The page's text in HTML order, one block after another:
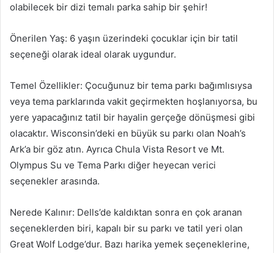
olabilecek bir dizi temalı parka sahip bir şehir!
Önerilen Yaş: 6 yaşın üzerindeki çocuklar için bir tatil
seçeneği olarak ideal olarak uygundur.
Temel Özellikler: Çocuğunuz bir tema parkı bağımlısıysa
veya tema parklarında vakit geçirmekten hoşlanıyorsa, bu
yere yapacağınız tatil bir hayalin gerçeğe dönüşmesi gibi
olacaktır. Wisconsin’deki en büyük su parkı olan Noah’s
Ark’a bir göz atın. Ayrıca Chula Vista Resort ve Mt.
Olympus Su ve Tema Parkı diğer heyecan verici
seçenekler arasında.
Nerede Kalınır: Dells’de kaldıktan sonra en çok aranan
seçeneklerden biri, kapalı bir su parkı ve tatil yeri olan
Great Wolf Lodge’dur. Bazı harika yemek seçeneklerine,